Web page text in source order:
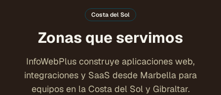
Costa del Sol
Zonas que servimos
InfoWebPlus construye aplicaciones web,
integraciones y SaaS desde Marbella para
equipos en la Costa del Sol y Gibraltar.